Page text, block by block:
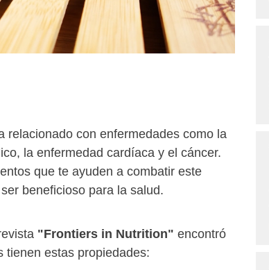
relacionado con enfermedades como la
la enfermedad cardíaca y el cáncer.
que te ayuden a combatir este
beneficioso para la salud.
"Frontiers in Nutrition" encontró
tienen estas propiedades: